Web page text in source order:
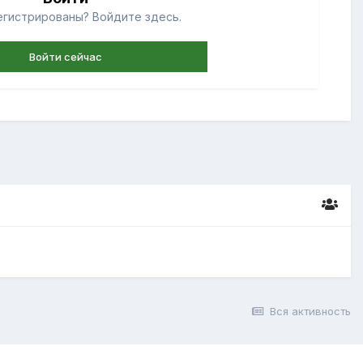
Войдите здесь.
Войти сейчас
Вся активность